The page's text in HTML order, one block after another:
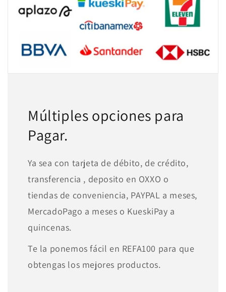
Múltiples opciones para
Pagar.
Ya sea con tarjeta de débito, de crédito,
transferencia , deposito en OXXO o
tiendas de conveniencia, PAYPAL a meses,
MercadoPago a meses o KueskiPay a
quincenas.
Te la ponemos fácil en REFA100 para que
obtengas los mejores productos.